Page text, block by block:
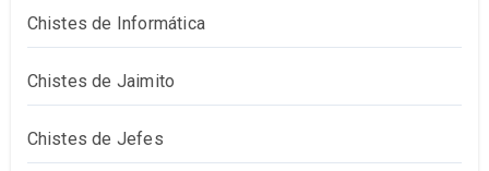
Chistes de Informática
Chistes de Jaimito
Chistes de Jefes